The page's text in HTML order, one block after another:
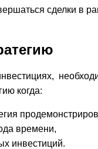
сделки в
когда:
времени,
инвестиций.